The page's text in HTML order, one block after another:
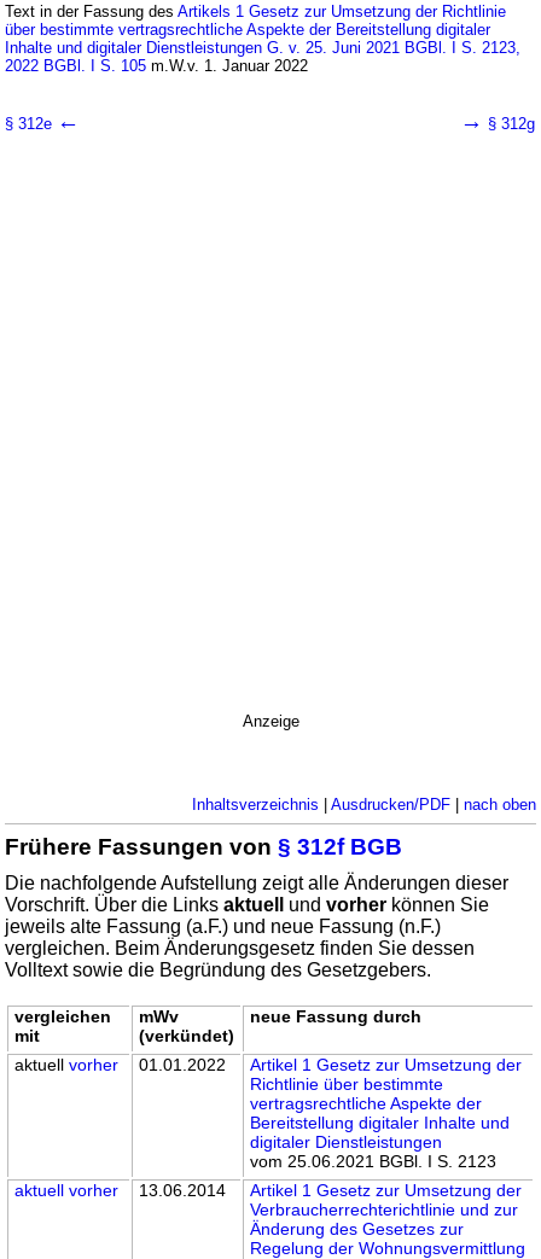
Text in der Fassung desArtikels 1 Gesetz zur Umsetzung der Richtlinie
über bestimmte vertragsrechtliche Aspekte der Bereitstellung digitaler
Inhalte und digitaler Dienstleistungen G. v. 25. Juni 2021 BGBl. I S. 2123,
2022 BGBl. I S. 105 m.W.v. 1. Januar 2022
§ 312e ← → § 312g
Anzeige
Inhaltsverzeichnis | Ausdrucken/PDF| nach oben
Frühere Fassungen von§ 312f BGB
Die nachfolgende Aufstellung zeigt alle Änderungen dieser
Vorschrift. Über die Linksaktuell undvorher können Sie
jeweils alte Fassung (a.F.) und neue Fassung (n.F.)
vergleichen. Beim Änderungsgesetz finden Sie dessen
Volltext sowie die Begründung des Gesetzgebers.
vergleichen
mit
mWv
(verkündet)
neue Fassung durch
aktuellvorher 01.01.2022
Artikel 1 Gesetz zur Umsetzung der
Richtlinie über bestimmte
vertragsrechtliche Aspekte der
Bereitstellung digitaler Inhalte und
digitaler Dienstleistungen
vom 25.06.2021 BGBl. I S. 2123
aktuell vorher 13.06.2014
Artikel 1 Gesetz zur Umsetzung der
Verbraucherrechterichtlinie und zur
Änderung des Gesetzes zur
Regelung der Wohnungsvermittlung